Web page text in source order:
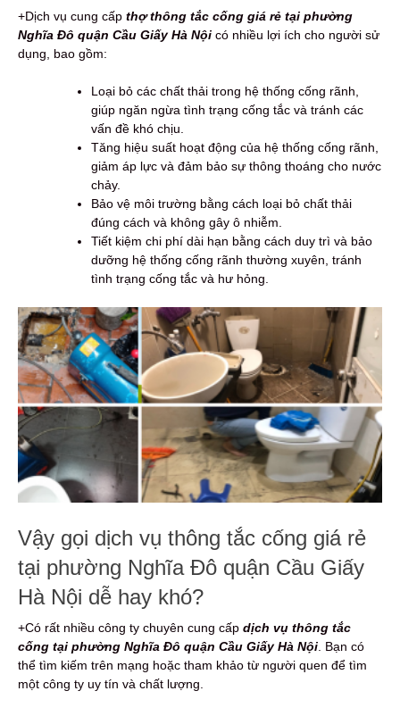
+Dịch vụ cung cấp thợ thông tắc cống giá rẻ tại phường
Nghĩa Đô quận Cầu Giấy Hà Nội có nhiều lợi ích cho người sử
dụng, bao gồm:
Loại bỏ các chất thải trong hệ thống cống rãnh,
giúp ngăn ngừa tình trạng cống tắc và tránh các
vấn đề khó chịu.
Tăng hiệu suất hoạt động của hệ thống cống rãnh,
giảm áp lực và đảm bảo sự thông thoáng cho nước
chảy.
Bảo vệ môi trường bằng cách loại bỏ chất thải
đúng cách và không gây ô nhiễm.
Tiết kiệm chi phí dài hạn bằng cách duy trì và bảo
dưỡng hệ thống cống rãnh thường xuyên, tránh
tình trạng cống tắc và hư hỏng.
Vậy gọi dịch vụ thông tắc cống giá rẻ
tại phường Nghĩa Đô quận Cầu Giấy
Hà Nội dễ hay khó?
+Có rất nhiều công ty chuyên cung cấp dịch vụ thông tắc
cống tại phường Nghĩa Đô quận Cầu Giấy Hà Nội. Bạn có
thể tìm kiếm trên mạng hoặc tham khảo từ người quen để tìm
một công ty uy tín và chất lượng.